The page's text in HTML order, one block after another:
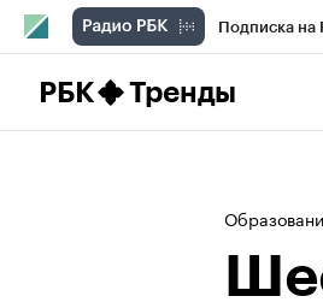
Подписка на
РБК Тренды